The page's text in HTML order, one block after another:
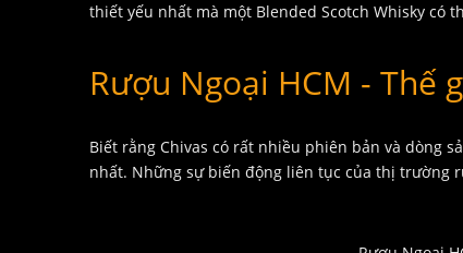
thiết yếu nhất mà một Blended Scotch Whisky có
Rượu Ngoại HCM - Thế
Biết rằng Chivas có rất nhiều phiên bản và dòng
nhất. Những sự biến động liên tục của thị trường